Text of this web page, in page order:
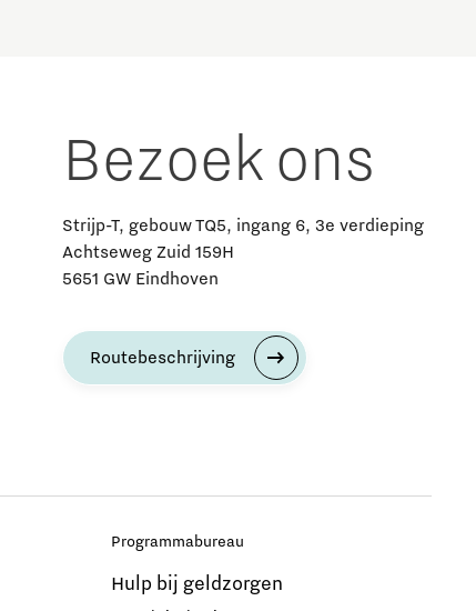
Bezoek ons
Strijp-T, gebouw TQ5, ingang 6, 3e verdieping
Achtseweg Zuid 159H
5651 GW Eindhoven
Routebeschrijving
Programmabureau
Hulp bij geldzorgen